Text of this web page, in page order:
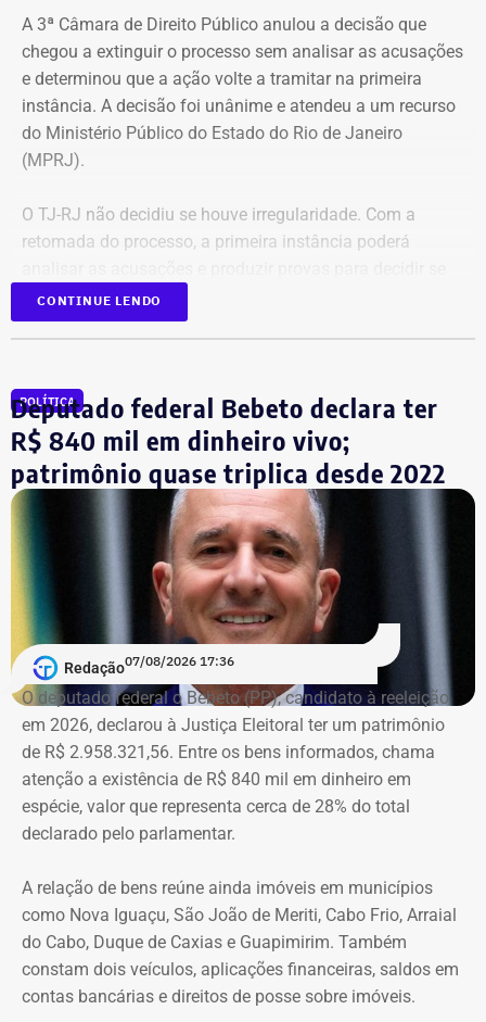
A 3ª Câmara de Direito Público anulou a decisão que
chegou a extinguir o processo sem analisar as acusações
e determinou que a ação volte a tramitar na primeira
instância. A decisão foi unânime e atendeu a um recurso
do Ministério Público do Estado do Rio de Janeiro
(MPRJ).
O TJ-RJ não decidiu se houve irregularidade. Com a
retomada do processo, a primeira instância poderá
houve uso indevido da publicidade oficial.
A ação popular, apresentada pelo advogado Fernando
Lyra Reis, aléga que a gestão Crivella usou perfis oficiais
da prefeitura em redes sociais, no Diário Oficial do
Município e em outros canais institucionais para divulgar
conteúdos que, segundo ação, iam além da informação
do poder público e promoviam pessoalmente o então
prefeito e integrantes do governo.
A acusação afirma que esses canais passaram a
apresentar Crivella como responsável direto por obras,
serviços e programas públicos. Um exemplo disso,
segundo a Ação Popular, foram as publicações em que
Crivella aparece anunciando entregas de obras e
reformas de praças, além de mensagens em primeira
pessoa, como: “Estamos aqui recuperando os aparelhos
da praça”.
*Com informações do g1
CONTINUE LENDO
POLÍTICA
Deputado federal Bebeto declara ter
R$ 840 mil em dinheiro vivo;
patrimônio quase triplica desde 2022
Redação07/08/2026 17:36
O deputado federal o Bebeto (PP), candidato à reeleição
em 2026, declarou à Justiça Eleitoral ter um patrimônio
de R$ 2.958.321,56. Entre os bens informados, chama
atenção a existência de R$ 840 mil em dinheiro em
espécie, valor que representa cerca de 28% do total
declarado pelo parlamentar.
A relação de bens reúne ainda imóveis em municípios
como Nova Iguaçu, São João de Meriti, Cabo Frio, Arraial
do Cabo, Duque de Caxias e Guapimirim. Também
constam dois veículos, aplicações financeiras, saldos em
contas bancárias e direitos de posse sobre imóveis.